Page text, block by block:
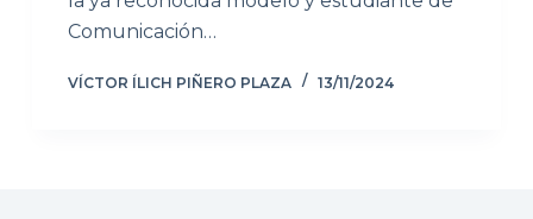
Comunicación…
VÍCTOR ÍLICH PIÑERO PLAZA 13/11/2024